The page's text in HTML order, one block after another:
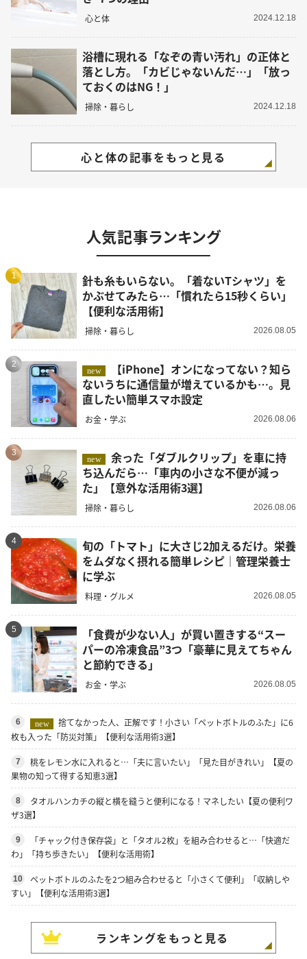
心と体 2024.12.18
浴槽に現れる「なぞの青い汚れ」の正体と
落とし方。「カビじゃないんだ…」「放っ
ておくのはNG！」
掃除・暮らし 2024.12.18
心と体の記事をもっと見る
人気記事ランキング
1
針も糸もいらない。「着ないTシャツ」を
かぶせてみたら…「慣れたら15秒くらい」
【便利な活用術】
掃除・暮らし 2026.08.05
2
new
ないうちに通信量が増えているかも…。見
直したい簡単スマホ設定
お金・学ぶ 2026.08.06
3
new
余った「ダブルクリップ」を車に持
ち込んだら…「車内の小さな不便が減っ
た」【意外な活用術3選】
掃除・暮らし 2026.08.06
4
旬の「トマト」に大さじ2加えるだけ。栄養
をムダなく摂れる簡単レシピ｜管理栄養士
に学ぶ
料理・グルメ 2026.08.05
5
「食費が少ない人」が買い置きする“スー
パーの冷凍食品”3つ「豪華に見えてちゃん
と節約できる」
お金・学ぶ 2026.08.05
6 new
捨てなかった人、正解です！小さい「ペットボトルのふた」に6
枚も入った「防災対策」【便利な活用術3選】
7
桃をレモン水に入れると…「夫に言いたい」「見た目がきれい」【夏の
果物の知って得する知恵3選】
8
タオルハンカチの縦と横を縫うと便利になる！マネしたい【夏の便利ワ
ザ3選】
9
「チャック付き保存袋」と「タオル2枚」を組み合わせると…「快適だ
わ」「持ち歩きたい」【便利な活用術】
10
ペットボトルのふたを2つ組み合わせると「小さくて便利」「収納しや
すい」【便利な活用術3選】
ランキングをもっと見る